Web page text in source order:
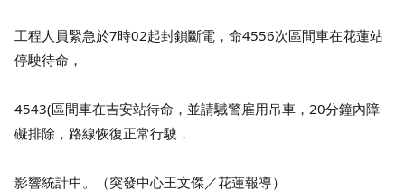
工程人員緊急於7時02起封鎖斷電，命4556次區間車在花蓮站
停駛待命，
4543(區間車在吉安站待命，並請驖警雇用吊車，20分鐘內障
礙排除，路線恢復正常行駛，
影響統計中。（突發中心王文傑／花蓮報導）